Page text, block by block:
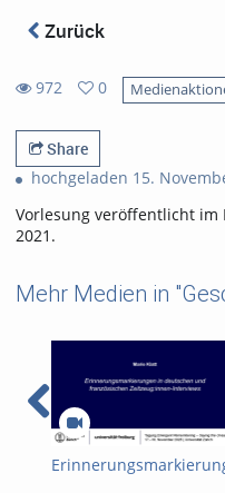
Zurück
972
views
0
favorites
Share
hochgeladen 15.
Vorlesung veröffentlicht im
2021.
Mehr Medien in